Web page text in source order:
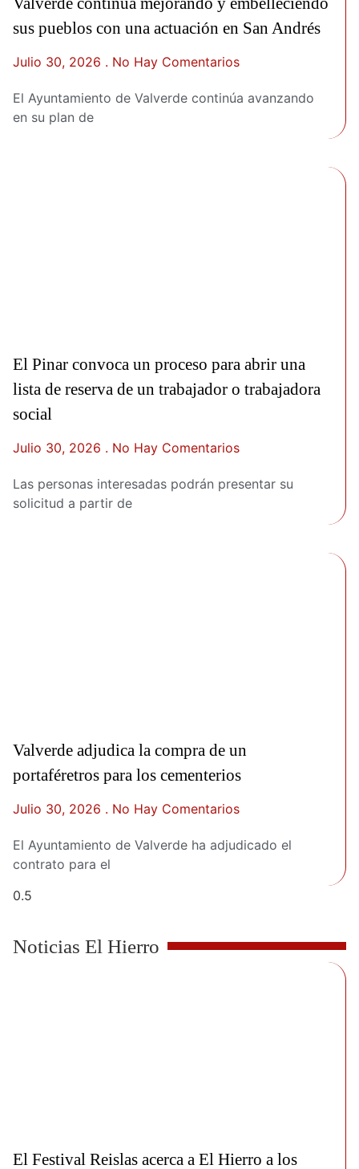
sus pueblos con una actuación en San Andrés
Julio 30, 2026 No Hay Comentarios
El Ayuntamiento de Valverde continúa avanzando
en su plan de
El Pinar convoca un proceso para abrir una
lista de reserva de un trabajador o trabajadora
social
Julio 30, 2026 No Hay Comentarios
Las personas interesadas podrán presentar su
solicitud a partir de
Valverde adjudica la compra de un
portaféretros para los cementerios
Julio 30, 2026 No Hay Comentarios
El Ayuntamiento de Valverde ha adjudicado el
contrato para el
Noticias El Hierro
El Festival Reislas acerca a El Hierro a los